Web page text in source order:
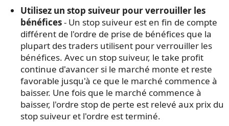
Utilisez un stop suiveur pour verrouiller les
bénéfices- Un stop suiveur est en fin de compte
différent de l'ordre de prise de bénéfices que la
plupart des traders utilisent pour verrouiller les
bénéfices. Avec un stop suiveur, le take profit
continue d'avancer si le marché monte et reste
favorable jusqu'à ce que le marché commence à
baisser. Une fois que le marché commence à
baisser, l'ordre stop de perte est relevé aux prix du
stop suiveur et l'ordre est terminé.